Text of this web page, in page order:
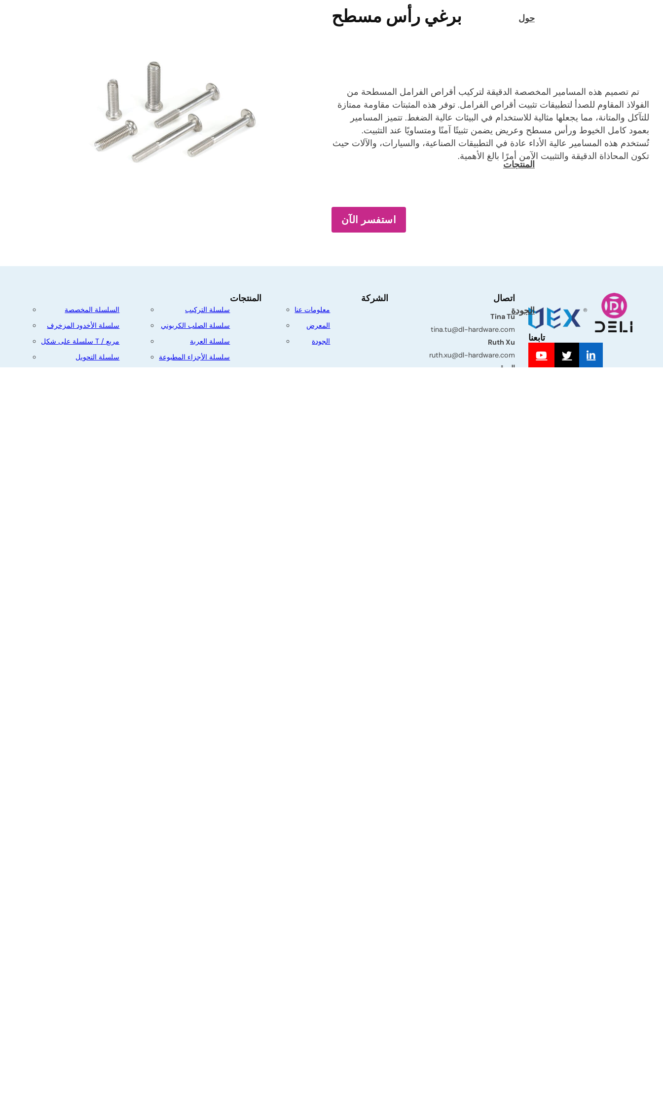
حول
المنتجات
الجودة
برغي رأس مسطح
تم تصميم هذه المسامير المخصصة الدقيقة لتركيب أقراص الفرامل المسطحة من
الفولاذ المقاوم للصدأ لتطبيقات تثبيت أقراص الفرامل. توفر هذه المثبتات مقاومة ممتازة
للتآكل والمتانة، مما يجعلها مثالية للاستخدام في البيئات عالية الضغط. تتميز المسامير
بعمود كامل الخيوط ورأس مسطح وعريض يضمن تثبيتًا آمنًا ومتساويًا عند التثبيت.
تُستخدم هذه المسامير عالية الأداء عادة في التطبيقات الصناعية، والسيارات، والآلات حيث
تكون المحاذاة الدقيقة والتثبيت الآمن أمرًا بالغ الأهمية.
استفسر الآن
المنتجات
السلسلة المخصصة
سلسلة الأخدود المزخرف
سلسلة على شكل T / مربع
سلسلة التحويل
سلسلة التركيب
سلسلة الصلب الكربوني
سلسلة العربة
سلسلة الأجزاء المطبوعة
الشركة
معلومات عنا
المعرض
الجودة
اتصال
Tina Tu
tina.tu@dl-hardware.com
Ruth Xu
ruth.xu@dl-hardware.com
الموقع
تابعنا
البريد